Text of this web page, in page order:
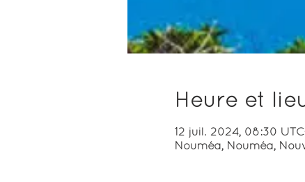
Heure et
12 juil. 2024, 08:30
Nouméa, Nouméa,